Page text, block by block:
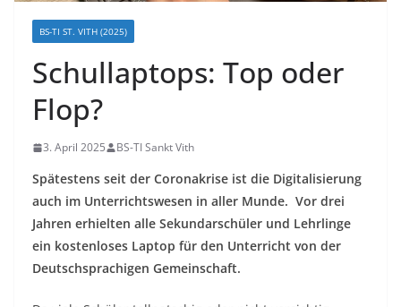
BS-TI ST. VITH (2025)
Schullaptops: Top oder
Flop?
3. April 2025 BS-TI Sankt Vith
Spätestens seit der Coronakrise ist die Digitalisierung
auch im Unterrichtswesen in aller Munde. Vor drei
Jahren erhielten alle Sekundarschüler und Lehrlinge
ein kostenloses Laptop für den Unterricht von der
Deutschsprachigen Gemeinschaft.